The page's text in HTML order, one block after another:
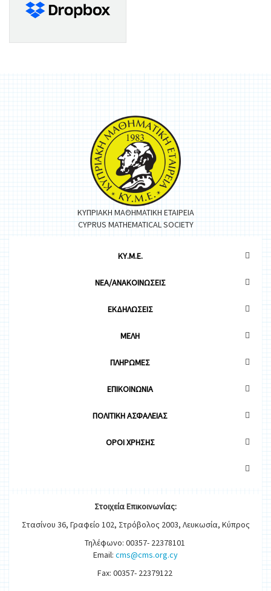
ΚΥΠΡΙΑΚΗ ΜΑΘΗΜΑΤΙΚΗ ΕΤΑΙΡΕΙΑ
CYPRUS MATHEMATICAL SOCIETY
ΚΥ.Μ.Ε.
ΝΕΑ/ΑΝΑΚΟΙΝΩΣΕΙΣ
ΕΚΔΗΛΩΣΕΙΣ
ΜΕΛΗ
ΠΛΗΡΩΜΕΣ
ΕΠΙΚΟΙΝΩΝΙΑ
ΠΟΛΙΤΙΚΗ ΑΣΦΑΛΕΙΑΣ
OΡΟΙ ΧΡΗΣΗΣ
ΣτοιχείαΕπικοινωνίας:
Στασίνου 36, Γραφείο 102, Στρόβολος 2003, Λευκωσία, Κύπρος
Τηλέφωνο: 00357- 22378101
Email: cms@cms.org.cy
Fax: 00357- 22379122